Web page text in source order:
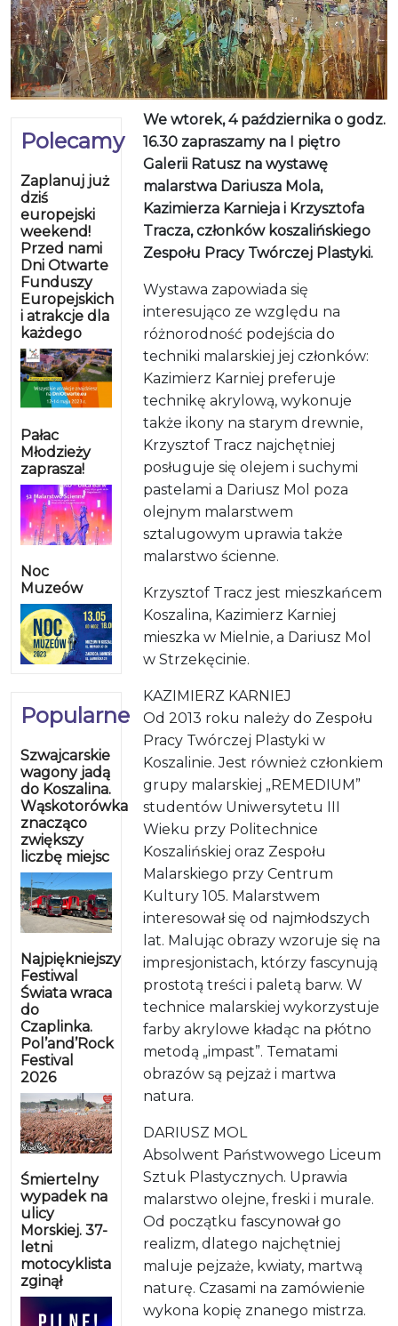
Polecamy
Zaplanuj już
dziś
europejski
weekend!
Przed nami
Dni Otwarte
Funduszy
Europejskich
i atrakcje dla
każdego
Pałac
Młodzieży
zaprasza!
Noc
Muzeów
Popularne
Szwajcarskie
wagony jadą
do Koszalina.
Wąskotorówka
znacząco
zwiększy
liczbę miejsc
Najpiękniejszy
Festiwal
Świata wraca
do
Czaplinka.
Pol’and’Rock
Festival
2026
Śmiertelny
wypadek na
ulicy
Morskiej. 37-
letni
motocyklista
zginął
We wtorek, 4 października o godz.
16.30 zapraszamy na I piętro
Galerii Ratusz na wystawę
malarstwa Dariusza Mola,
Kazimierza Karnieja i Krzysztofa
Tracza, członków koszalińskiego
Zespołu Pracy Twórczej Plastyki.
Wystawa zapowiada się
interesująco ze względu na
różnorodność podejścia do
techniki malarskiej jej członków:
Kazimierz Karniej preferuje
technikę akrylową, wykonuje
także ikony na starym drewnie,
Krzysztof Tracz najchętniej
posługuje się olejem i suchymi
pastelami a Dariusz Mol poza
olejnym malarstwem
sztalugowym uprawia także
malarstwo ścienne.
Krzysztof Tracz jest mieszkańcem
Koszalina, Kazimierz Karniej
mieszka w Mielnie, a Dariusz Mol
w Strzekęcinie.
KAZIMIERZ KARNIEJ
Od 2013 roku należy do Zespołu
Pracy Twórczej Plastyki w
Koszalinie. Jest również członkiem
grupy malarskiej „REMEDIUM”
studentów Uniwersytetu III
Wieku przy Politechnice
Koszalińskiej oraz Zespołu
Malarskiego przy Centrum
Kultury 105. Malarstwem
interesował się od najmłodszych
lat. Malując obrazy wzoruje się na
impresjonistach, którzy fascynują
prostotą treści i paletą barw. W
technice malarskiej wykorzystuje
farby akrylowe kładąc na płótno
metodą „impast”. Tematami
obrazów są pejzaż i martwa
natura.
DARIUSZ MOL
Absolwent Państwowego Liceum
Sztuk Plastycznych. Uprawia
malarstwo olejne, freski i murale.
Od początku fascynował go
realizm, dlatego najchętniej
maluje pejzaże, kwiaty, martwą
naturę. Czasami na zamówienie
wykona kopię znanego mistrza.